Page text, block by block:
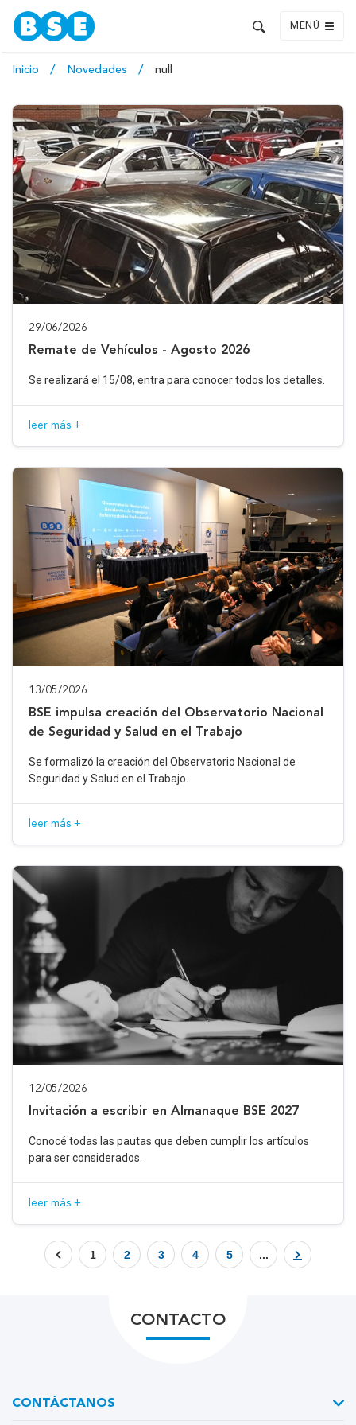
MENÚ
Inicio Novedades null
29/06/2026
Remate de Vehículos - Agosto 2026
Se realizará el 15/08, entra para conocer todos los detalles.
leer más +
13/05/2026
BSE impulsa creación del Observatorio Nacional
de Seguridad y Salud en el Trabajo
Se formalizó la creación del Observatorio Nacional de
Seguridad y Salud en el Trabajo.
leer más +
12/05/2026
Invitación a escribir en Almanaque BSE 2027
Conocé todas las pautas que deben cumplir los artículos
para ser considerados.
leer más +
1 2 3 4 5 ...
CONTACTO
CONTÁCTANOS